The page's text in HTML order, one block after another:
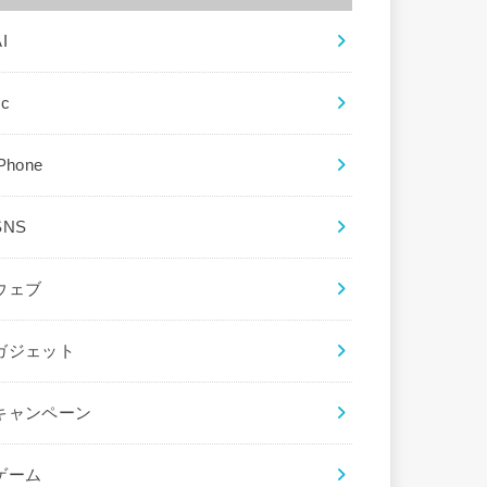
ェブ
ジェット
ャンペーン
ーム